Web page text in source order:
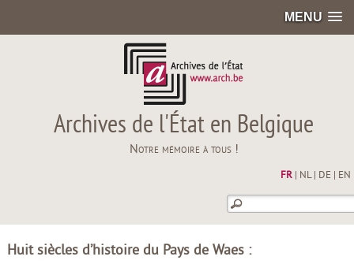
MENU
Archives de l'État en Belgique
Notre mémoire à tous !
FR| NL| DE EN
Huit siècles d’histoire du Pays de Waes :